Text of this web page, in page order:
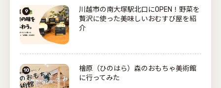
川越市の南大塚駅北口にOPEN！野菜を
贅沢に使った美味しいおむすび屋を紹
介
檜原（ひのはら）森のおもちゃ美術館
に行ってみた